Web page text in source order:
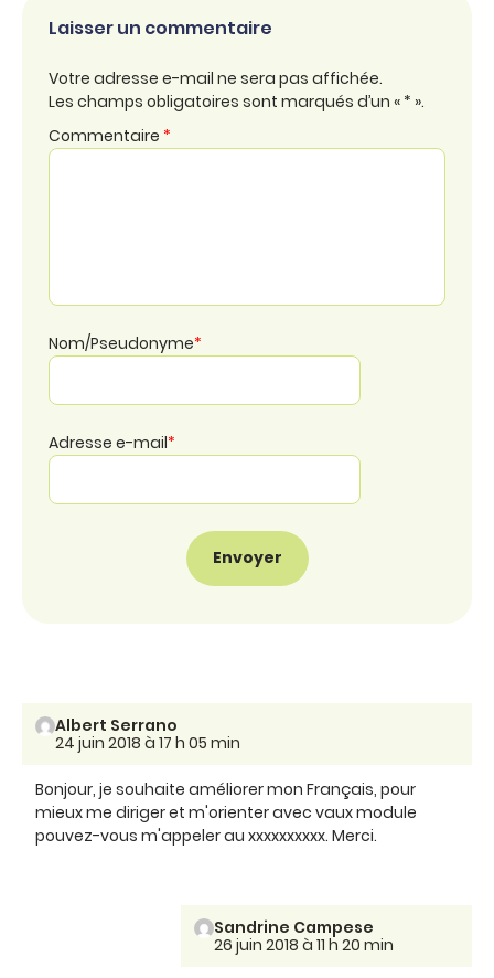
Laisser un commentaire
Votre adresse e-mail ne sera pas affichée.
Les champs obligatoires sont marqués d’un « * ».
Commentaire *
Nom/Pseudonyme*
Adresse e-mail*
Albert Serrano
24 juin 2018 à 17 h 05 min
Bonjour, je souhaite améliorer mon Français, pour
mieux me diriger et m'orienter avec vaux module
pouvez-vous m'appeler au xxxxxxxxxx. Merci.
Sandrine Campese
26 juin 2018 à 11 h 20 min